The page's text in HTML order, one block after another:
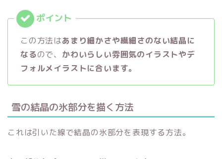
この方法はあまり細かさや繊細さのない結晶に
なるので、 かわいらしい雰囲気のイラストやデ
フォルメイラストに合います。
雪の結晶の氷部分を描く方法
これは引いた線で結晶の氷部分を表現する方法。